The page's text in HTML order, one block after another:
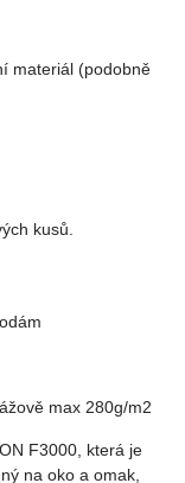
materiál (podobně
kusů.
max 280g/m2
F3000, která je
na oko a omak,